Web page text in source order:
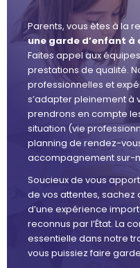
Parents, vous êtes à la
une garde d’enfant
Faites appel aux
prestations de qualité.
professionnelles et
s’adapter pleinement à
prendrons en compte
situation (vie
planning de rendez-
accompagnement sur-
Soucieux de vous
de vos attentes, sachez
d’une expérience
reconnus par l’État. La
essentielle dans notre
vous puissiez faire